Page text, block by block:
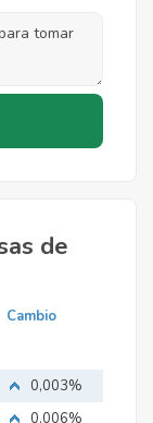
de
Cambio
0,003%
0,006%